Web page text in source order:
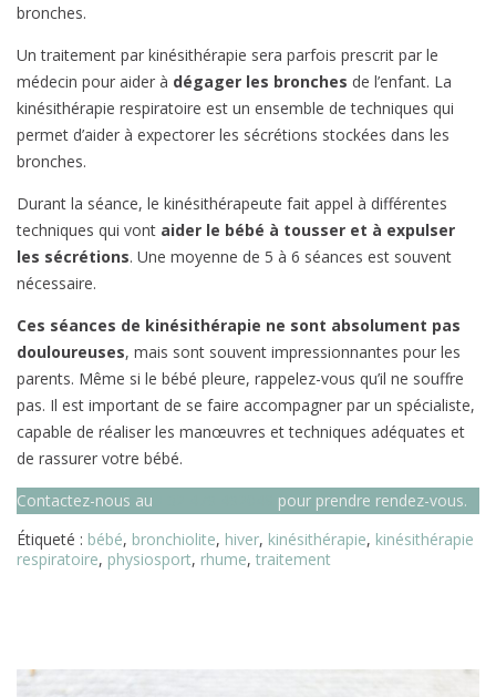
bronches.
Un traitement par kinésithérapie sera parfois prescrit par le
médecin pour aider à dégager les bronches de l’enfant. La
kinésithérapie respiratoire est un ensemble de techniques qui
permet d’aider à expectorer les sécrétions stockées dans les
bronches.
Durant la séance, le kinésithérapeute fait appel à différentes
techniques qui vont aider le bébé à tousser et à expulser
les sécrétions. Une moyenne de 5 à 6 séances est souvent
nécessaire.
Ces séances de kinésithérapie ne sont absolument pas
douloureuses, mais sont souvent impressionnantes pour les
parents. Même si le bébé pleure, rappelez-vous qu’il ne souffre
pas. Il est important de se faire accompagner par un spécialiste,
capable de réaliser les manœuvres et techniques adéquates et
de rassurer votre bébé.
Contactez-nous au
pour prendre rendez-vous.
Étiqueté : bébé, bronchiolite, hiver, kinésithérapie, kinésithérapie
respiratoire, physiosport, rhume, traitement